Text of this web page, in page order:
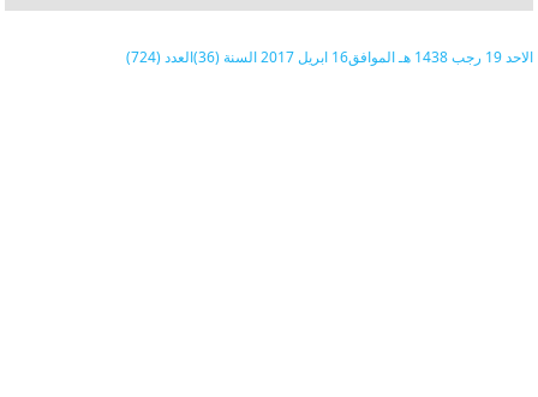
الاحد 19 رجب 1438 هـ الموافق16 ابريل 2017 السنة (36)العدد (724)